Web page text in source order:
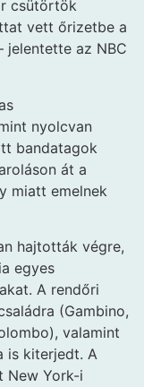
csütörtök
vett őrizetbe a
jelentette az NBC
nyolcvan
bandatagok
át a
miatt emelnek
hajtották végre,
egyes
A rendőri
(Gambino,
valamint
is kiterjedt. A
New York-i